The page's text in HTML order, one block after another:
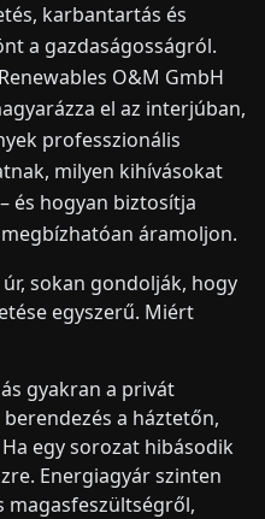
karbantartás és
a gazdaságosságról.
O&M GmbH
el az interjúban,
professzionális
milyen kihívásokat
és hogyan biztosítja
áramoljon.
sokan gondolják, hogy
egyszerű. Miért
gyakran a privát
a háztetőn,
egy sorozat hibásodik
Energiagyár szinten
magasfeszültségről,